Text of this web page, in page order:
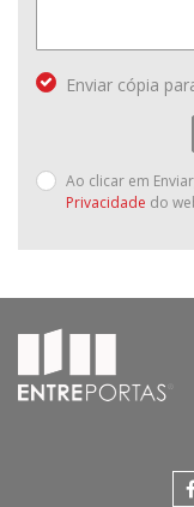
Enviar cópia
Ao clicar em
Privacidade do